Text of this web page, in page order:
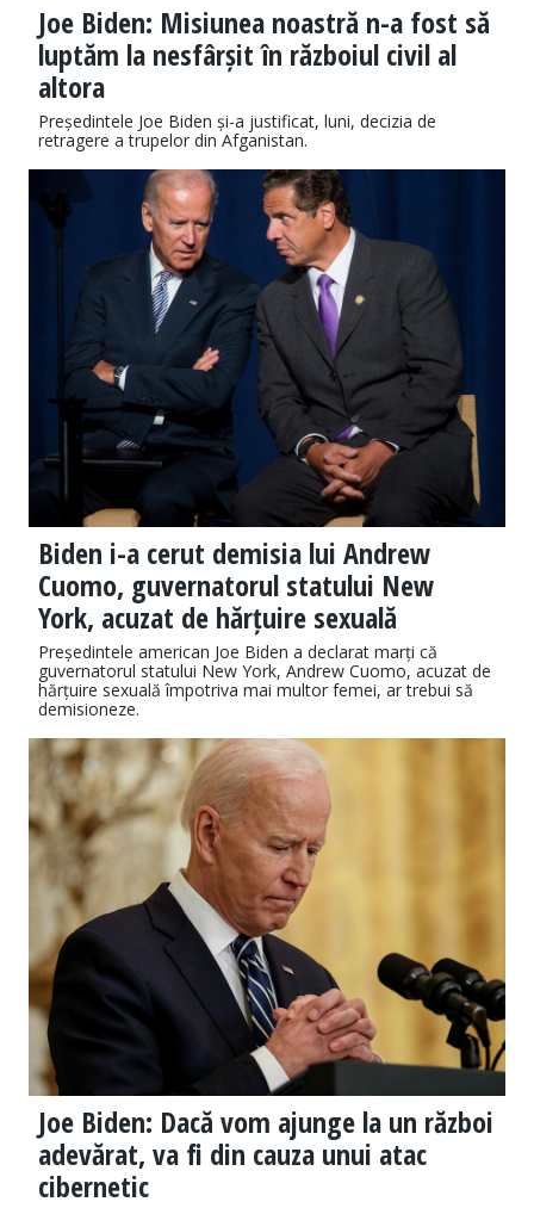
Joe Biden: Misiunea noastră n-a fost să
luptăm la nesfârșit în războiul civil al
altora
Președintele Joe Biden și-a justificat, luni, decizia de
retragere a trupelor din Afganistan.
Biden i-a cerut demisia lui Andrew
Cuomo, guvernatorul statului New
York, acuzat de hărțuire sexuală
Președintele american Joe Biden a declarat marți că
guvernatorul statului New York, Andrew Cuomo, acuzat de
hărțuire sexuală împotriva mai multor femei, ar trebui să
demisioneze.
Joe Biden: Dacă vom ajunge la un război
adevărat, va fi din cauza unui atac
cibernetic